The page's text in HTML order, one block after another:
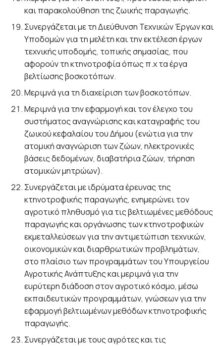
και παρακολούθηση της ζωικής παραγωγής.
Συνεργάζεται με τη Διεύθυνση Τεχνικών Έργων και
Υποδομών για τη μελέτη και την εκτέλεση έργων
τεχνικής υποδομής, τοπικής σημασίας, που
αφορούν τη κτηνοτροφία όπως π.χ τα έργα
βελτίωσης βοσκοτόπων.
Μεριμνά για τη διαχείριση των βοσκοτόπων.
Μεριμνά για την εφαρμογή και τον έλεγχο του
συστήματος αναγνώρισης και καταγραφής του
ζωικού κεφαλαίου του Δήμου (ενώτια για την
ατομική αναγνώριση των ζώων, ηλεκτρονικές
βάσεις δεδομένων, διαβατήρια ζώων, τήρηση
ατομικών μητρώων).
Συνεργάζεται με ιδρύματα έρευνας της
κτηνοτροφικής παραγωγής, ενημερώνει τον
αγροτικό πληθυσμό για τις βελτιωμένες μεθόδους
παραγωγής και οργάνωσης των κτηνοτροφικών
εκμεταλλεύσεων για την αντιμετώπιση τεχνικών,
οικονομικών και διαρθρωτικών προβλημάτων,
στο πλαίσιο των προγραμμάτων του Υπουργείου
Αγροτικής Ανάπτυξης και μεριμνά για την
ευρύτερη διάδοση στον αγροτικό κόσμο, μέσω
εκπαιδευτικών προγραμμάτων, γνώσεων για την
εφαρμογή βελτιωμένων μεθόδων κτηνοτροφικής
παραγωγής.
Συνεργάζεται με τους αγρότες και τις